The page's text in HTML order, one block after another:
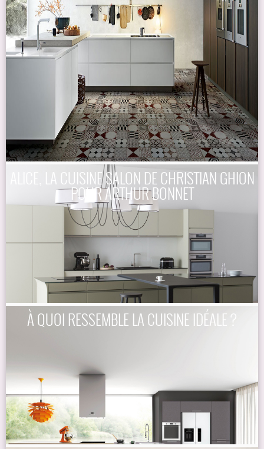
ALICE, LA CUISINE SALON DE CHRISTIAN GHION
POUR ARTHUR BONNET
À QUOI RESSEMBLE LA CUISINE IDÉALE ?